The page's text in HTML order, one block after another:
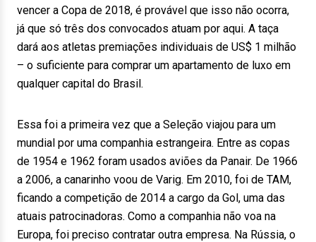
vencer a Copa de 2018, é provável que isso não ocorra,
já que só três dos convocados atuam por aqui. A taça
dará aos atletas premiações individuais de US$ 1 milhão
– o suficiente para comprar um apartamento de luxo em
qualquer capital do Brasil.
Essa foi a primeira vez que a Seleção viajou para um
mundial por uma companhia estrangeira. Entre as copas
de 1954 e 1962 foram usados aviões da Panair. De 1966
a 2006, a canarinho voou de Varig. Em 2010, foi de TAM,
ficando a competição de 2014 a cargo da Gol, uma das
atuais patrocinadoras. Como a companhia não voa na
Europa, foi preciso contratar outra empresa. Na Rússia, o